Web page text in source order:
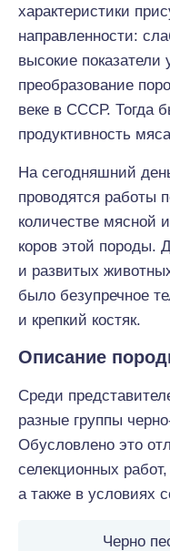
характеристики
направленности:
высокие показатели
преобразование
веке в СССР. Тогда
продуктивность
На сегодняшний
проводятся работы
количестве мясной
коров этой породы.
и развитых
было безупречное
и крепкий костяк.
Описание
Среди
разные группы
Обусловлено это
селекционных
а также в условиях
Черно